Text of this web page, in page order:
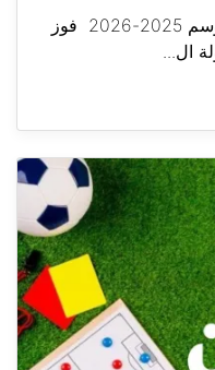
الأنصار بطلًا للدوري اللبناني للموسم 2025-2026 فوز